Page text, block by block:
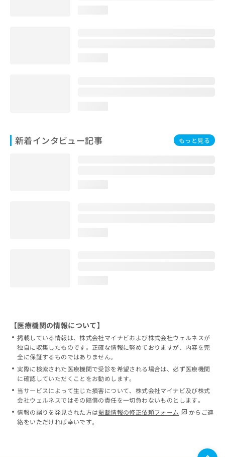
新着インタビュー記事 もっと見る
【医療機関の情報について】
掲載している情報は、株式会社マイナビおよび株式会社ウェルネスが
独自に収集したものです。正確な情報に努めておりますが、内容を完
全に保証するものではありません。
実際に検索された医療機関で受診を希望される場合は、必ず医療機関
に確認していただくことをお勧めします。
当サービスによって生じた損害について、株式会社マイナビ及び株式
会社ウェルネスではその賠償の責任を一切負わないものとします。
情報の誤りを発見された方は掲載情報の修正依頼フォーム
からご連
絡をいただければ幸いです。